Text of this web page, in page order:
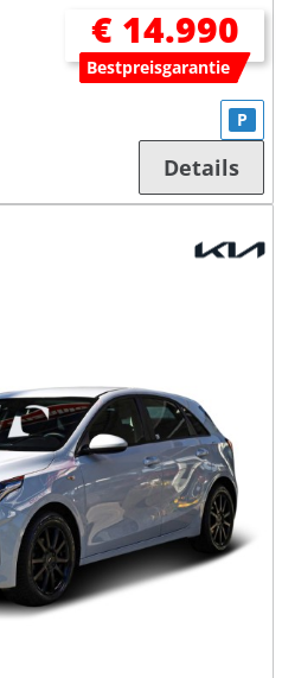
€ 14.990
Bestpreisgarantie
P
Details